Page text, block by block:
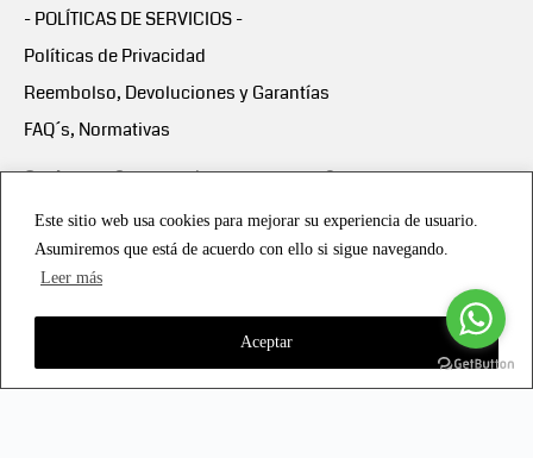
Este sitio web usa cookies para mejorar su experiencia de usuario.
Asumiremos que está de acuerdo con ello si sigue navegando.
Leer más
Aceptar
- POLÍTICAS DE SERVICIOS -
Políticas de Privacidad
Reembolso, Devoluciones y Garantías
FAQ´s, Normativas
Scalapay:Compra ahora y paga en 3 cuotas
Scalapay Política Privacidad
Copyright © 2021 all rights reserved - Vialmotor